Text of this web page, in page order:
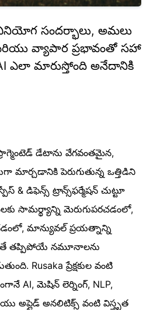
సందర్భాలు, అమలు
వ్యాపార ప్రభావంతో సహా
ఎలా మారుస్తోంది అనేదానికి
డేటాను వేగవంతమైన,
మార్చడానికి పెరుగుతున్న ఒత్తిడిని
& డిఫెన్స్ ట్రాన్స్‌ఫర్మేషన్ చుట్టూ
సామర్థ్యాన్ని మెరుగుపరచడంలో,
మాన్యువల్ ప్రయత్నాన్ని
తప్పిపోయే నమూనాలను
Rusaka ప్రేక్షకుల వంటి
AI, మెషిన్ లెర్నింగ్, NLP,
అప్లైడ్ అనలిటిక్స్ వంటి విస్తృత